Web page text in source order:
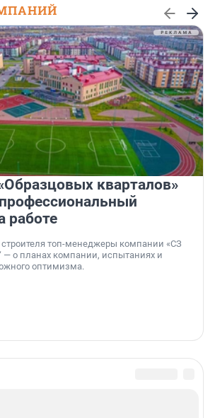
кварталов»
работе
топ-менеджеры компании «СЗ
— о планах компании, испытаниях и
оптимизма.